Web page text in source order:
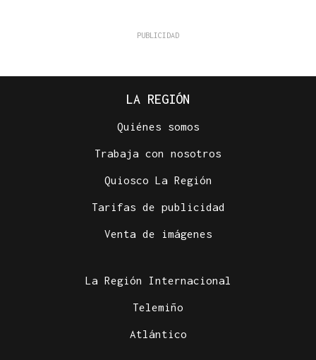
LA REGIÓN
Quiénes somos
Trabaja con nosotros
Quiosco La Región
Tarifas de publicidad
Venta de imágenes
La Región Internacional
Telemiño
Atlántico